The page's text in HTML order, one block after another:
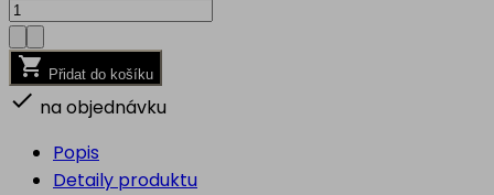
 Přidat do košíku
 na objednávku
Popis
Detaily produktu